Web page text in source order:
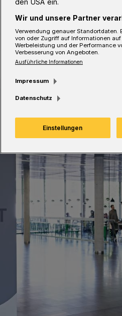
Eine Minute Lesezeit
den USA ein.
Wir und unsere Partner
Verwendung genauer
von oder Zugriff auf Informationen
Werbeleistung und der Performance
Verbesserung von Angeboten.
Ausführliche Informationen
Impressum
Datenschutz
Einstellungen